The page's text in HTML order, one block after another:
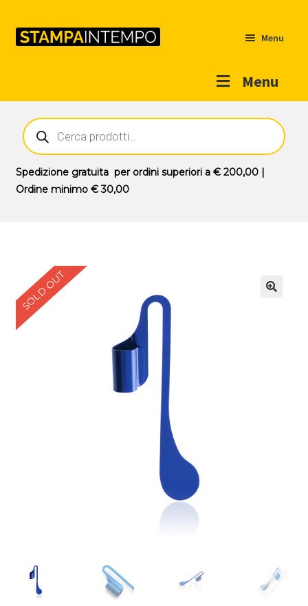
Menu
Menu
Outlet
Prodotti
Novità
Ricerca
prodotti
Spedizione gratuitaper ordini superiori a € 200,00|
Ordine minimo € 30,00
SOLD OUT